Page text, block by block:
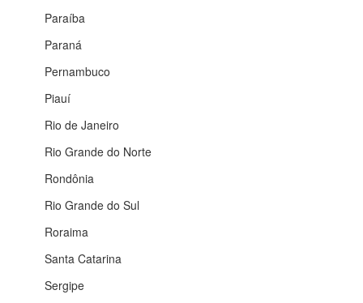
Paraíba
Paraná
Pernambuco
Piauí
Rio de Janeiro
Rio Grande do Norte
Rondônia
Rio Grande do Sul
Roraima
Santa Catarina
Sergipe